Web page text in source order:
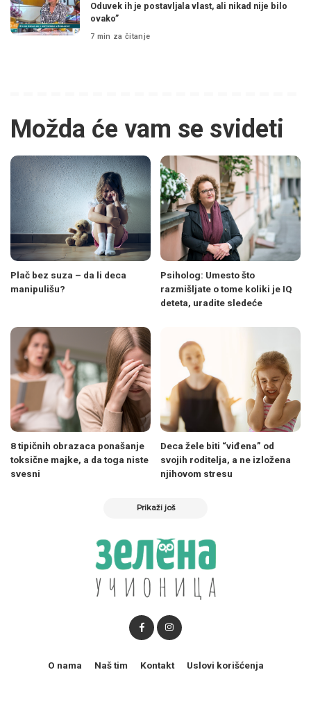
Oduvek ih je postavljala vlast, ali nikad nije bilo
ovako”
7 min za čitanje
Možda će vam se svideti
Plač bez suza – da li deca
manipulišu?
Psiholog: Umesto što
razmišljate o tome koliki je IQ
deteta, uradite sledeće
8 tipičnih obrazaca ponašanje
toksične majke, a da toga niste
svesni
Deca žele biti “viđena” od
svojih roditelja, a ne izložena
njihovom stresu
Prikaži još
O nama Naš tim Kontakt Uslovi korišćenja